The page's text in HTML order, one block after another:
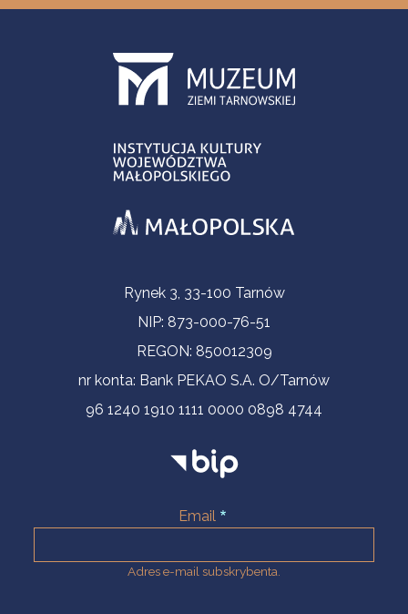
Informacje kontaktoweRynek 3, 33-100 Tarnów
NIP: 873-000-76-51
REGON: 850012309
nr konta: Bank PEKAO S.A. O/Tarnów
96 1240 1910 1111 0000 0898 4744
Email
Adres e-mail subskrybenta.